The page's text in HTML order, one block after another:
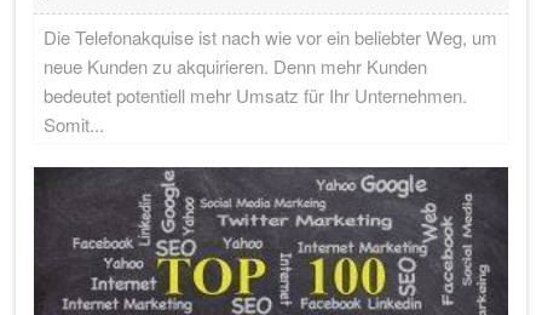
Die Telefonakquise ist nach wie vor ein beliebter Weg, um
neue Kunden zu akquirieren. Denn mehr Kunden
bedeutet potentiell mehr Umsatz für Ihr Unternehmen.
Somit...